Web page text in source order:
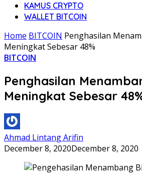
KAMUS CRYPTO
WALLET BITCOIN
Home BITCOIN Penghasilan
Meningkat Sebesar 48%
BITCOIN
Penghasilan
Meningkat Sebesar
Ahmad Lintang Arifin
December 8, 2020December 8, 2020